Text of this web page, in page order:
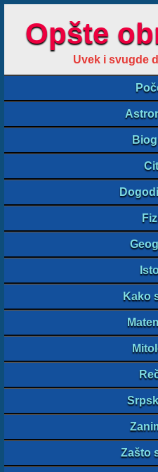
Opšte
Uvek i svugde
Kako
Zašto